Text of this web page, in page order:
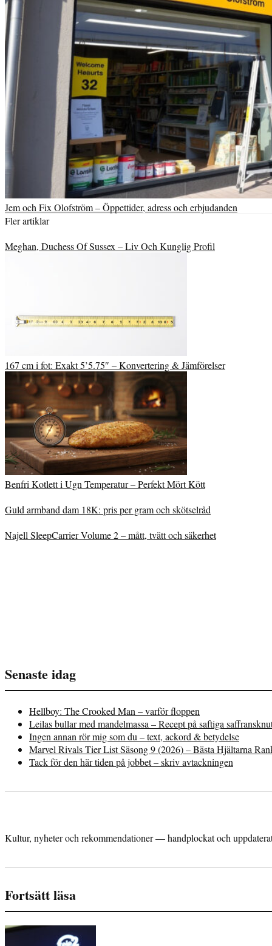
Jem och Fix Olofström – Öppettider, adress och erbjudanden
Fler artiklar
Meghan, Duchess Of Sussex – Liv Och Kunglig Profil
167 cm i fot: Exakt 5’5.75″ – Konvertering & Jämförelser
Benfri Kotlett i Ugn Temperatur – Perfekt Mört Kött
Guld armband dam 18K: pris per gram och skötselråd
Najell SleepCarrier Volume 2 – mått, tvätt och säkerhet
Senaste idag
Hellboy: The Crooked Man – varför floppen
Leilas bullar med mandelmassa – Recept på saftiga
Ingen annan rör mig som du – text, ackord & betydelse
Marvel Rivals Tier List Säsong 9 (2026) – Bästa Hjältarna
Tack för den här tiden på jobbet – skriv avtackningen
Kultur, nyheter och rekommendationer — handplockat och
Fortsätt läsa